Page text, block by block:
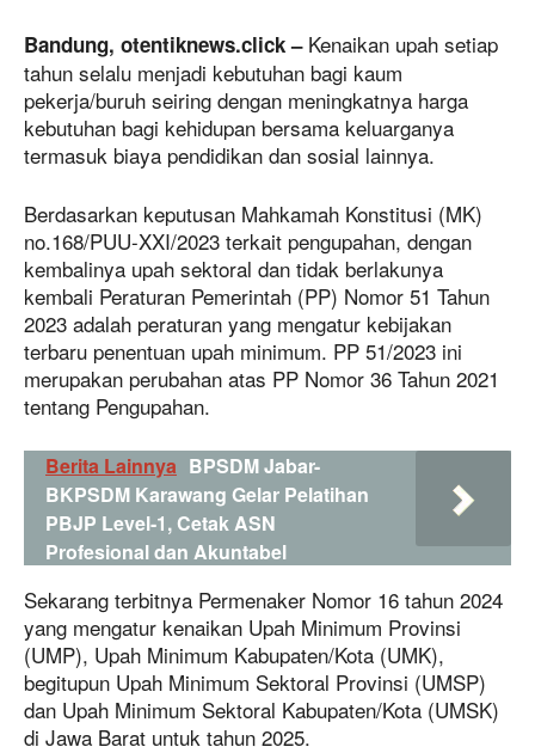
Bandung, otentiknews.click –Kenaikan upah setiap
tahun selalu menjadi kebutuhan bagi kaum
pekerja/buruh seiring dengan meningkatnya harga
kebutuhan bagi kehidupan bersama keluarganya
termasuk biaya pendidikan dan sosial lainnya.
Berdasarkan keputusan Mahkamah Konstitusi (MK)
no.168/PUU-XXI/2023 terkait pengupahan, dengan
kembalinya upah sektoral dan tidak berlakunya
kembali Peraturan Pemerintah (PP) Nomor 51 Tahun
2023 adalah peraturan yang mengatur kebijakan
terbaru penentuan upah minimum. PP 51/2023 ini
merupakan perubahan atas PP Nomor 36 Tahun 2021
tentang Pengupahan.
Berita Lainnya BPSDM Jabar-
BKPSDM Karawang Gelar Pelatihan
PBJP Level-1, Cetak ASN
Profesional dan Akuntabel
Sekarang terbitnya Permenaker Nomor 16 tahun 2024
yang mengatur kenaikan Upah Minimum Provinsi
(UMP), Upah Minimum Kabupaten/Kota (UMK),
begitupun Upah Minimum Sektoral Provinsi (UMSP)
dan Upah Minimum Sektoral Kabupaten/Kota (UMSK)
di Jawa Barat untuk tahun 2025.